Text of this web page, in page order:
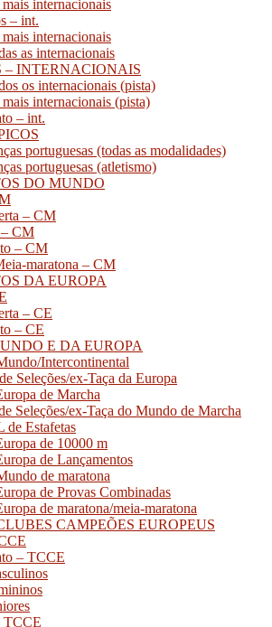
internacionais
– int.
internacionais
as internacionais
– INTERNACIONAIS
os internacionais (pista)
internacionais (pista)
– int.
portuguesas (todas as modalidades)
portuguesas (atletismo)
DO MUNDO
– CM
– CM
– CM
maratona – CM
DA EUROPA
– CE
– CE
E DA EUROPA
Intercontinental
Seleções/ex-Taça da Europa
de Marcha
Seleções/ex-Taça do Mundo de Marcha
Estafetas
de 10000 m
de Lançamentos
de maratona
de Provas Combinadas
de maratona/meia-maratona
CAMPEÕES EUROPEUS
– TCCE
TCCE